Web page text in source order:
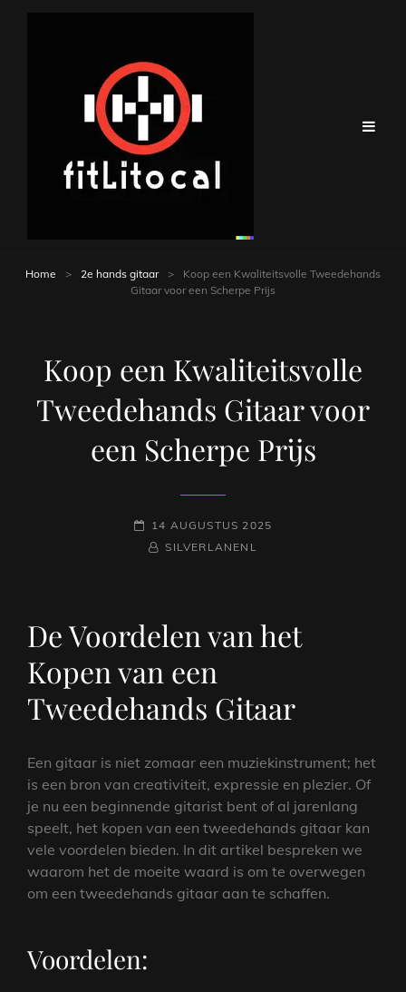
Home > 2e hands gitaar >
Koop een Kwaliteitsvolle Tweedehands
Gitaar voor een Scherpe Prijs
Koop een Kwaliteitsvolle
Tweedehands Gitaar voor
een Scherpe Prijs
GEPLAATST
OP
14 AUGUSTUS 2025
NAAMREGEL
BYLINE
SILVERLANENL
De Voordelen van het
Kopen van een
Tweedehands Gitaar
Een gitaar is niet zomaar een muziekinstrument; het
is een bron van creativiteit, expressie en plezier. Of
je nu een beginnende gitarist bent of al jarenlang
speelt, het kopen van een tweedehands gitaar kan
vele voordelen bieden. In dit artikel bespreken we
waarom het de moeite waard is om te overwegen
om een tweedehands gitaar aan te schaffen.
Voordelen: